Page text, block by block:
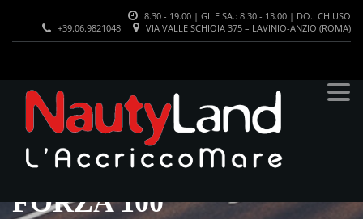
8.30 - 19.00 | GI. E SA.: 8.30 - 13.00 | DO.: CHIUSO
VIA VALLE SCHIOIA 375 – LAVINIO-ANZIO (ROMA)
+39.06.9821048
FORZA 100